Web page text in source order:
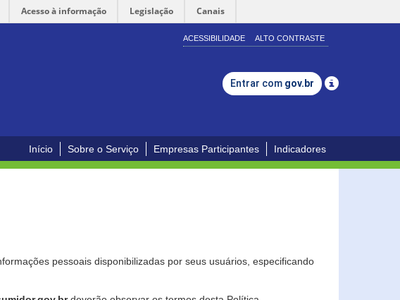
Acesso à informação Legislação Canais
ACESSIBILIDADE ALTO CONTRASTE
Entrar com gov.br
Início Sobre o Serviço Empresas Participantes Indicadores
pessoais disponibilizadas por seus usuários, especificando